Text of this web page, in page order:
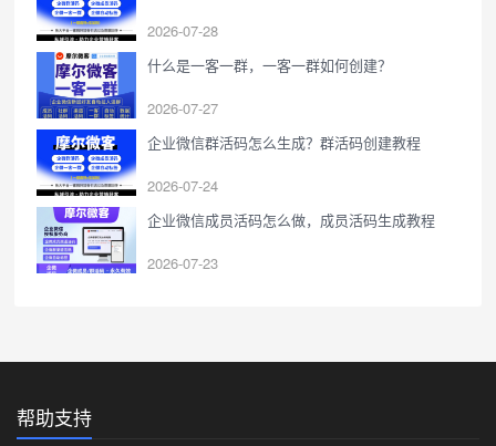
2026-07-28
什么是一客一群，一客一群如何创建？
2026-07-27
企业微信群活码怎么生成？群活码创建教程
2026-07-24
企业微信成员活码怎么做，成员活码生成教程
2026-07-23
帮助支持